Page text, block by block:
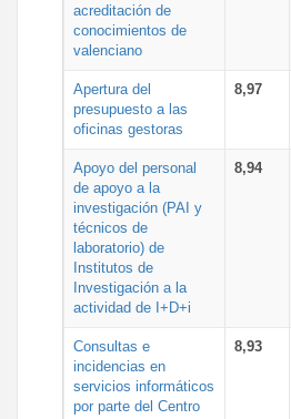
acreditación de
conocimientos de
valenciano
Apertura del
presupuesto a las
oficinas gestoras
8,97
Apoyo del personal
de apoyo a la
investigación (PAI y
técnicos de
laboratorio) de
Institutos de
Investigación a la
actividad de I+D+i
8,94
Consultas e
incidencias en
servicios informáticos
por parte del Centro
8,93